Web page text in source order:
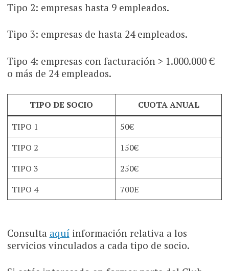
Tipo 2: empresas hasta 9 empleados.
Tipo 3: empresas de hasta 24 empleados.
Tipo 4: empresas con facturación > 1.000.000 €
o más de 24 empleados.
TIPO DE SOCIO
CUOTA ANUAL
TIPO 1
50€
TIPO 2
150€
TIPO 3
250€
TIPO 4
700E
Consulta aquíinformación relativa a los
servicios vinculados a cada tipo de socio.